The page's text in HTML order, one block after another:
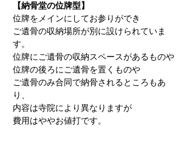
【納骨堂の位牌型】
位牌をメインにしてお参りができ
ご遺骨の収納場所が別に設けられていま
す。
位牌にご遺骨の収納スペースがあるものや
位牌の後ろにご遺骨を置くものや
ご遺骨のみ合同で納骨されるところもあ
り、
内容は寺院により異なりますが
費用はややお値打です。